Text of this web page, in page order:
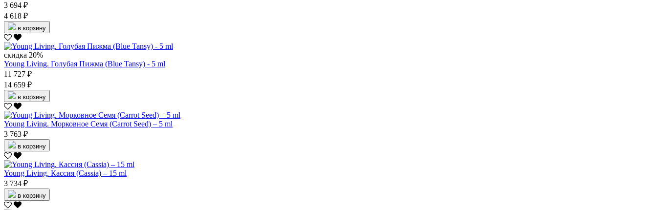
3 694 ₽
4 618 ₽
в корзину
скидка 20%
Young Living. Голубая Пижма (Blue Tansy) - 5 ml
11 727 ₽
14 659 ₽
в корзину
Young Living. Морковное Семя (Carrot Seed) – 5 ml
3 763 ₽
в корзину
Young Living. Кассия (Cassia) – 15 ml
3 734 ₽
в корзину